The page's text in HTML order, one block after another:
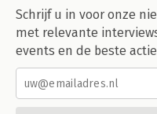
1 Klinische aandachtspunten
2 Klinische problematiek
3 Klinische observaties 660
Literatuur 663
Trefwoordenregister 667
Schrijf u in voor onze
met relevante
events en de beste